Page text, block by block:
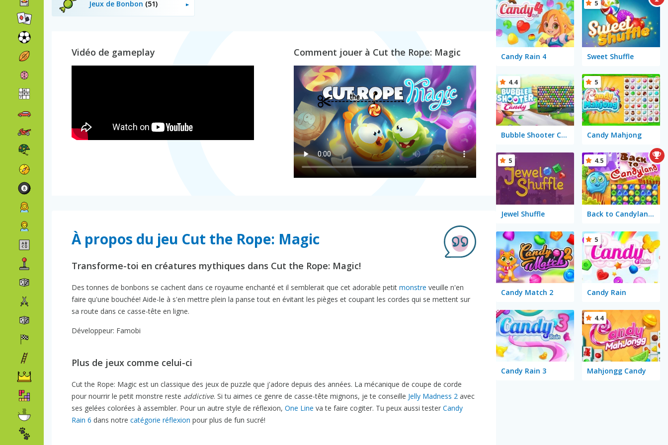
Jeux de Bonbon (51)
Vidéo de gameplay Comment jouer à Cut the Rope: Magic
À propos du jeu Cut the Rope: Magic
Transforme-toi en créatures mythiques dans Cut the Rope: Magic!
Des tonnes de bonbons se cachent dans ce royaume enchanté et il semblerait que cet adorable petit monstre veuille n'en
faire qu'une bouchée! Aide-le à s'en mettre plein la panse tout en évitant les pièges et coupant les cordes qui se mettent sur
sa route dans ce casse-tête en ligne.
Développeur: Famobi
Plus de jeux comme celui-ci
Cut the Rope: Magic est un classique des jeux de puzzle que j'adore depuis des années. La mécanique de coupe de corde
pour nourrir le petit monstre reste addictive. Si tu aimes ce genre de casse-tête mignons, je te conseille Jelly Madness 2 avec
ses gelées colorées à assembler. Pour un autre style de réflexion, One Line va te faire cogiter. Tu peux aussi tester Candy
Rain 6 dans notre catégorie réflexion pour plus de fun sucré!
Candy Rain 4 Sweet Shuffle
5
Bubble Shooter Candy
4.4
Candy Mahjong
5
Jewel Shuffle
5
Back to Candyland: Episode 1
4.5
Candy Match 2 Candy Rain
5
Candy Rain 3 Mahjongg Candy
4.4